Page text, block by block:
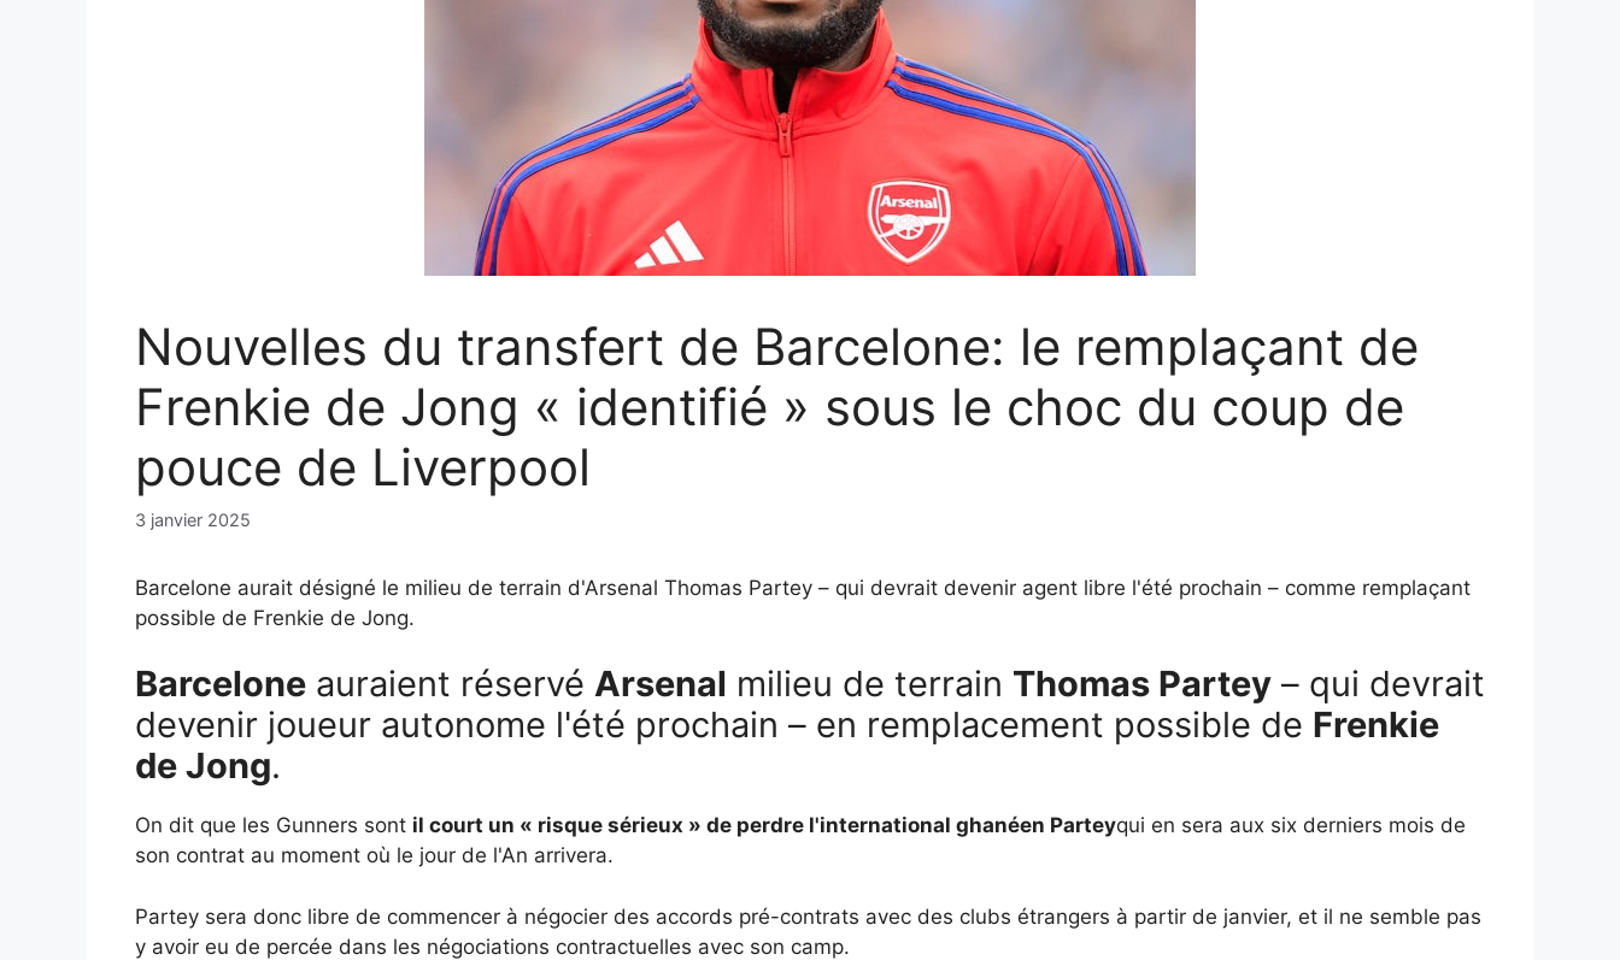
Nouvelles du transfert de Barcelone: ​​le remplaçant de
Frenkie de Jong « identifié » sous le choc du coup de
pouce de Liverpool
3 janvier 2025
Barcelone aurait désigné le milieu de terrain d'Arsenal Thomas Partey – qui devrait devenir agent libre l'été prochain – comme remplaçant
possible de Frenkie de Jong.
Barcelone auraient réservé Arsenal milieu de terrain Thomas Partey – qui devrait
devenir joueur autonome l'été prochain – en remplacement possible de Frenkie
de Jong.
On dit que les Gunners sont il court un « risque sérieux » de perdre l'international ghanéen Parteyqui en sera aux six derniers mois de
son contrat au moment où le jour de l'An arrivera.
Partey sera donc libre de commencer à négocier des accords pré-contrats avec des clubs étrangers à partir de janvier, et il ne semble pas
y avoir eu de percée dans les négociations contractuelles avec son camp.